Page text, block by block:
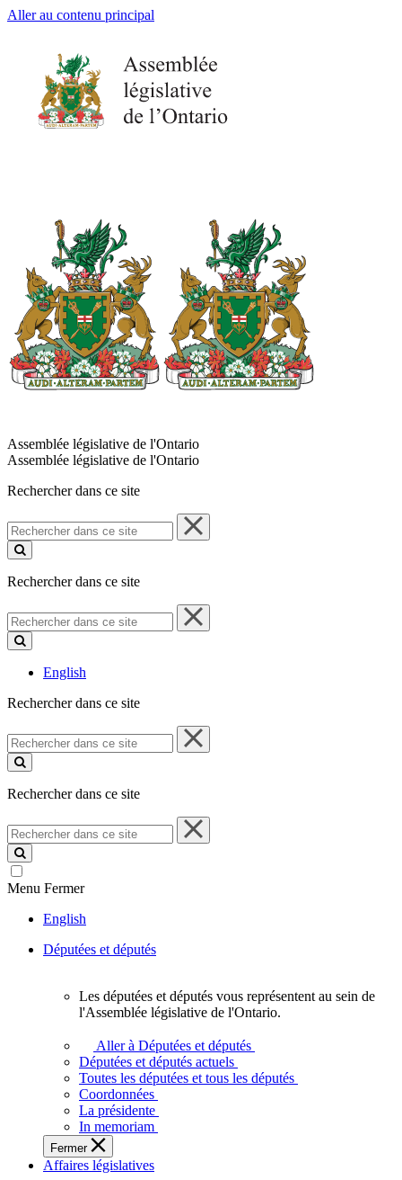
Aller au contenu principal
Assemblée législative de l'Ontario
Assemblée législative de l'Ontario
Rechercher dans ce site
Rechercher
dans
ce
Rechercher dans ce site
Rechercher
dans
ce
English
Rechercher dans ce site
Rechercher
dans
ce
Rechercher dans ce site
Rechercher
dans
ce
site
Menu Fermer
English
Députées et députés
députés
vous
représentent
sein
de
l'Assemblée
législative
Les députées et députés vous représentent au sein de
l'Assemblée législative de l'Ontario.
Aller à Députées et députés
Députées et députés actuels
Toutes les députées et tous les députés
Coordonnées
La présidente
In memoriam
Fermer
Affaires législatives